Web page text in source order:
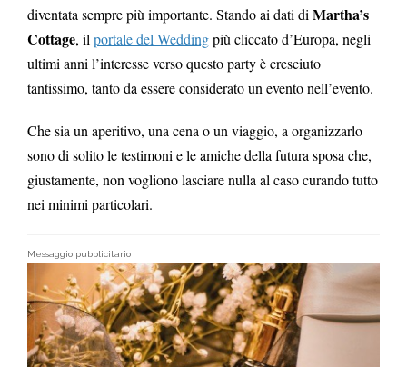
diventata sempre più importante. Stando ai dati di Martha’s
Cottage, il portale del Weddingpiù cliccato d’Europa, negli
ultimi anni l’interesse verso questo party è cresciuto
tantissimo, tanto da essere considerato un evento nell’evento.
Che sia un aperitivo, una cena o un viaggio, a organizzarlo
sono di solito le testimoni e le amiche della futura sposa che,
giustamente, non vogliono lasciare nulla al caso curando tutto
nei minimi particolari.
Messaggio pubblicitario